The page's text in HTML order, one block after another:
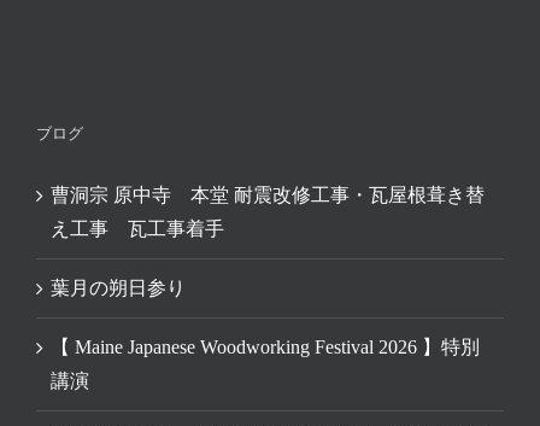
ブログ
曹洞宗 原中寺 本堂 耐震改修工事・瓦屋根葺き替
え工事 瓦工事着手
葉月の朔日参り
【 Maine Japanese Woodworking Festival 2026 】特別
講演